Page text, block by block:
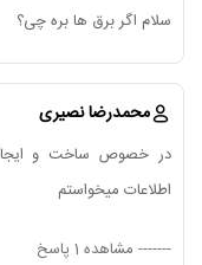
سلام اگر برق ها بره چی؟
محمدرضا نصیری
در خصوص ساخت و ایجاد
اطلاعات میخواستم
------- مشاهده 1 پاسخ